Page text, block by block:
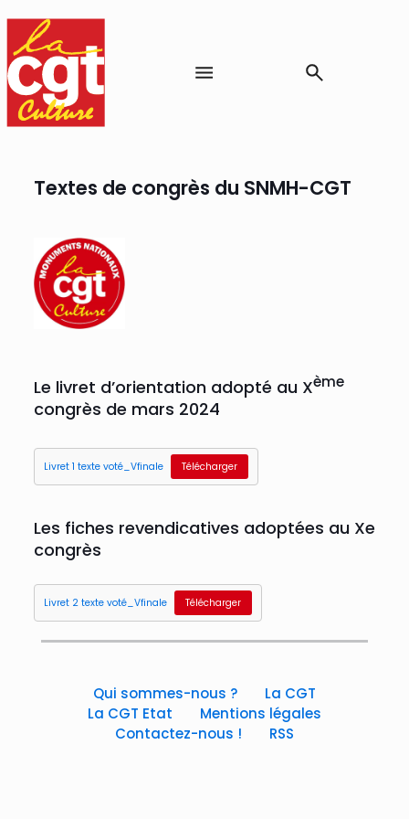
Textes de congrès du SNMH-CGT
Le livret d’orientation adopté au Xème
congrès de mars 2024
Livret 1 texte voté_Vfinale Télécharger
Les fiches revendicatives adoptées au Xe
congrès
Livret 2 texte voté_Vfinale Télécharger
Qui sommes-nous ?
La CGT
La CGT Etat
Mentions légales
Contactez-nous !
RSS